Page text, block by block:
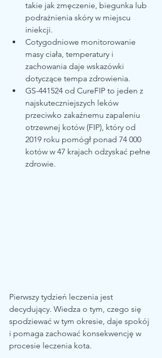
takie jak zmęczenie, biegunka lub
podrażnienia skóry w miejscu
iniekcji.
Cotygodniowe monitorowanie
masy ciała, temperatury i
zachowania daje wskazówki
dotyczące tempa zdrowienia.
GS-441524 od CureFIP to jeden z
najskuteczniejszych leków
przeciwko zakaźnemu zapaleniu
otrzewnej kotów (FIP), który od
2019 roku pomógł ponad 74 000
kotów w 47 krajach odzyskać pełne
zdrowie.
Pierwszy tydzień leczenia jest
decydujący. Wiedza o tym, czego się
spodziewać w tym okresie, daje spokój
i pomaga zachować konsekwencję w
procesie leczenia kota.